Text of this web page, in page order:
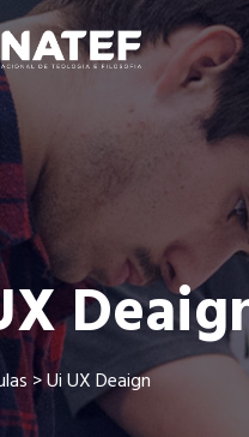
>Ui UX Deaign